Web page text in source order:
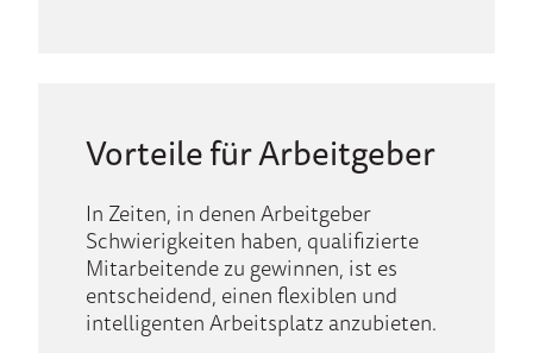
Vorteile für Arbeitgeber
In Zeiten, in denen Arbeitgeber
Schwierigkeiten haben, qualifizierte
Mitarbeitende zu gewinnen, ist es
entscheidend, einen flexiblen und
intelligenten Arbeitsplatz anzubieten.